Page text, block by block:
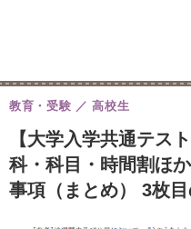
【大学入学共通テス
科・科目・時間割ほ
事項（まとめ） 3枚
教育・受験 高校生